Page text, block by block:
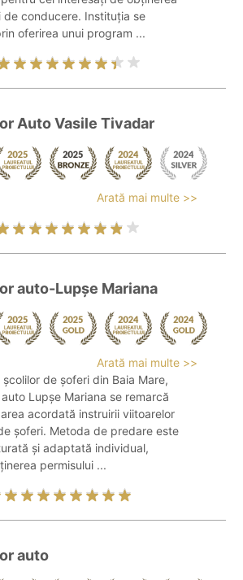
de conducere. Instituția se
oferirea unui program ...
Auto Vasile Tivadar
Arată mai multe >>
auto-Lupşe Mariana
Arată mai multe >>
școlilor de șoferi din Baia Mare,
Lupșe Mariana se remarcă
acordată instruirii viitoarelor
șoferi. Metoda de predare este
și adaptată individual,
permisului ...
auto